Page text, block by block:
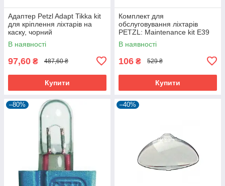
Адаптер Petzl Adapt Tikka kit
для кріплення ліхтарів на
каску, чорний
В наявності
97,60 ₴ 487,60 ₴
Купити
Комплект для
обслуговування ліхтарів
PETZL: Maintenance kit E39
E40
В наявності
106 ₴ 529 ₴
Купити
–80% –40%